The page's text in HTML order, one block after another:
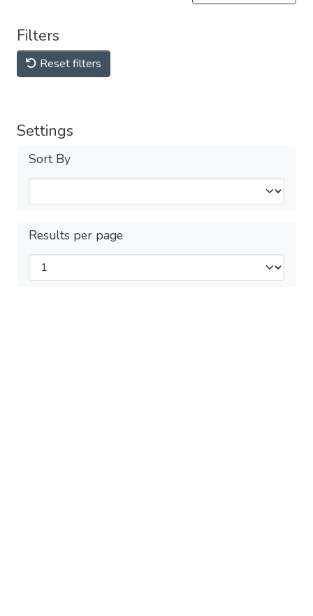
Filters
Reset filters
Settings
Sort By
Results per page